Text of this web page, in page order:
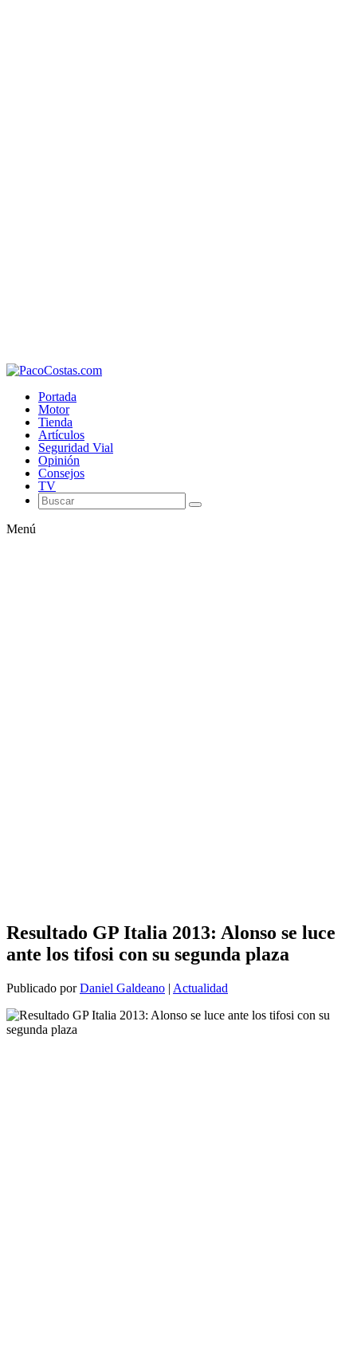
Portada
Motor
Tienda
Artículos
Seguridad Vial
Opinión
Consejos
TV
Menú
Resultado GP Italia 2013: Alonso se luce
ante los tifosi con su segunda plaza
Publicado porDaniel Galdeano | Actualidad